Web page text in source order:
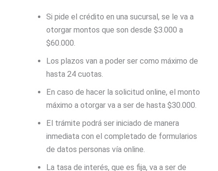
Si pide el crédito en una sucursal, se le va a
otorgar montos que son desde $3.000 a
$60.000.
Los plazos van a poder ser como máximo de
hasta 24 cuotas.
En caso de hacer la solicitud online, el monto
máximo a otorgar va a ser de hasta $30.000.
El trámite podrá ser iniciado de manera
inmediata con el completado de formularios
de datos personas vía online.
La tasa de interés, que es fija, va a ser de